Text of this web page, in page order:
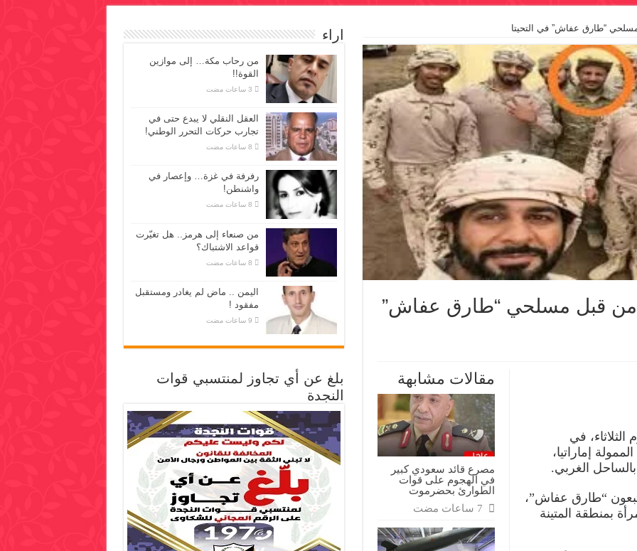
“طارق عفاش” في التحيتا
من قبل مسلحي “طارق عفاش”
مقالات مشابهة
مصرع قائد سعودي كبير
في الهجوم على قوات
الطوارئ بحضرموت
في
إماراتيا،
الغربي.
“طارق عفاش”،
بمنطقة المتينة
اراء
من رحاب مكة… إلى موازين
القوة!!
العقل النقلي لا يبدع حتى في
تجارب حركات التحرر الوطني!
رفرفة في غزة… وإعصار في
واشنطن!
من صنعاء إلى هرمز.. هل تغيّرت
قواعد الاشتباك؟
اليمن .. ماض لم يغادر ومستقبل
مفقود !
بلغ عن أي تجاوز لمنتسبي قوات
النجدة